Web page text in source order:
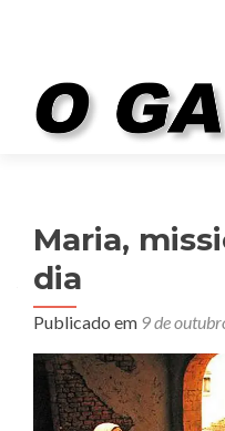
Maria,
dia
Publicado em 9 de